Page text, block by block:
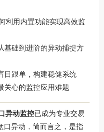
利用内置功能实现高效监
基础到进阶的异动捕捉方
目跟单，构建稳健系统
关心的监控应用难题
异动监控已成为专业交易
口异动，简而言之，是指